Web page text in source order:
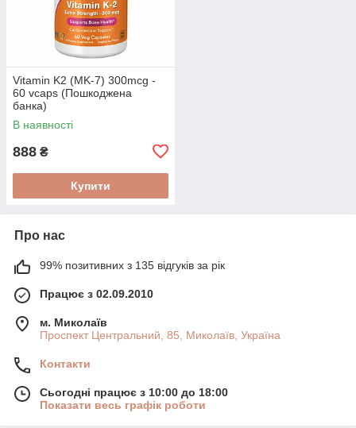
Vitamin K2 (MK-7) 300mcg -
60 vcaps (Пошкоджена
банка)
В наявності
888 ₴
Купити
Про нас
99% позитивних з 135 відгуків за рік
Працює з 02.09.2010
м. Миколаїв
Проспект Центральний, 85, Миколаїв, Україна
Контакти
Сьогодні працює з 10:00 до 18:00
Показати весь графік роботи